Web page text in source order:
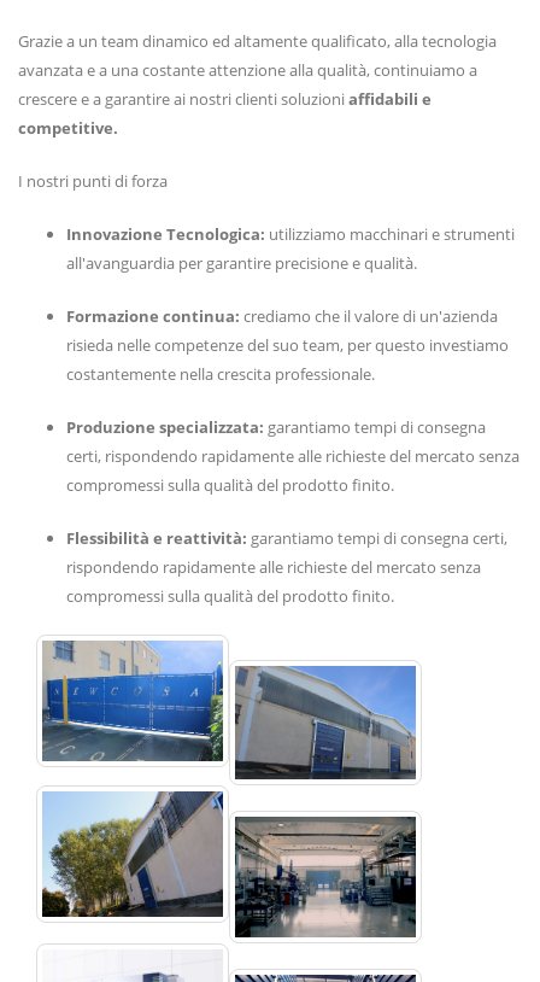
Grazie a un team dinamico ed altamente qualificato, alla tecnologia
avanzata e a una costante attenzione alla qualità, continuiamo a
crescere e a garantire ai nostri clienti soluzioniaffidabili e
competitive.
I nostri punti di forza
Innovazione Tecnologica: utilizziamo macchinari e strumenti
all'avanguardia per garantire precisione e qualità.
Formazione continua: crediamo che il valore di un'azienda
risieda nelle competenze del suo team, per questo investiamo
costantemente nella crescita professionale.
Produzione specializzata: garantiamo tempi di consegna
certi, rispondendo rapidamente alle richieste del mercato senza
compromessi sulla qualità del prodotto finito.
Flessibilità e reattività: garantiamo tempi di consegna certi,
rispondendo rapidamente alle richieste del mercato senza
compromessi sulla qualità del prodotto finito.